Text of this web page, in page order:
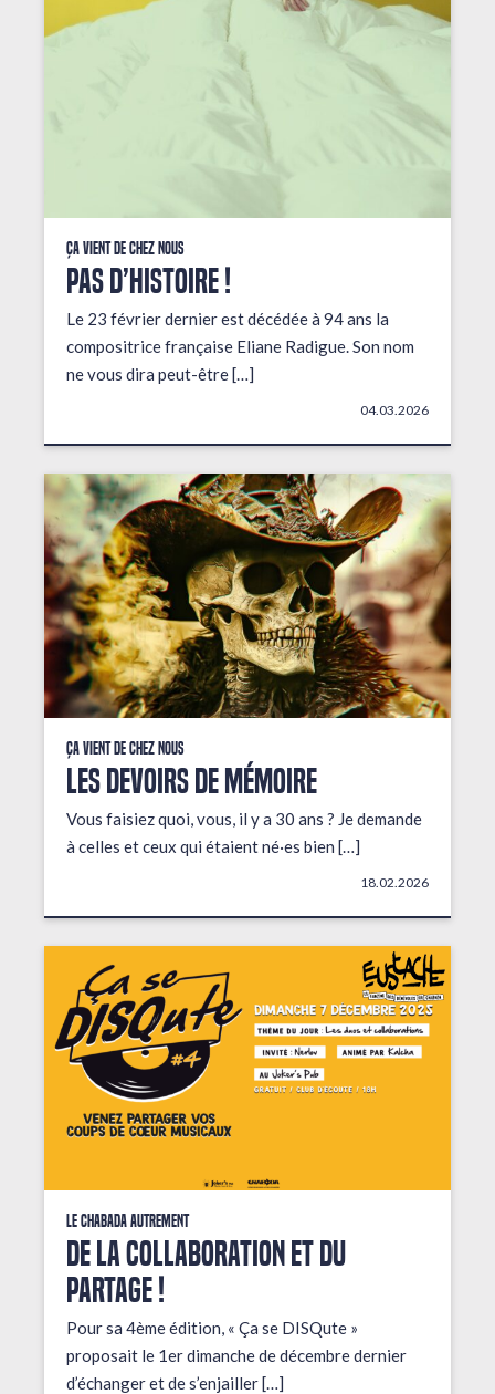
Ça vient de chez nous
PAS D’HISTOIRE !
Le 23 février dernier est décédée à 94 ans la
compositrice française Eliane Radigue. Son nom
ne vous dira peut-être […]
04.03.2026
Ça vient de chez nous
LES DEVOIRS DE MÉMOIRE
Vous faisiez quoi, vous, il y a 30 ans ? Je demande
à celles et ceux qui étaient né·es bien […]
18.02.2026
Le Chabada autrement
De la collaboration et du
partage !
Pour sa 4ème édition, « Ça se DISQute »
proposait le 1er dimanche de décembre dernier
d’échanger et de s’enjailler […]